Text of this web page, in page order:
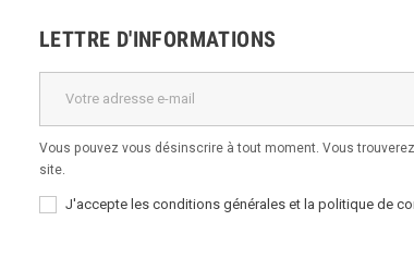
LETTRE D'INFORMATIONS
Vous pouvez vous désinscrire à tout moment. Vous
site.
J'accepte les conditions générales et la politique de